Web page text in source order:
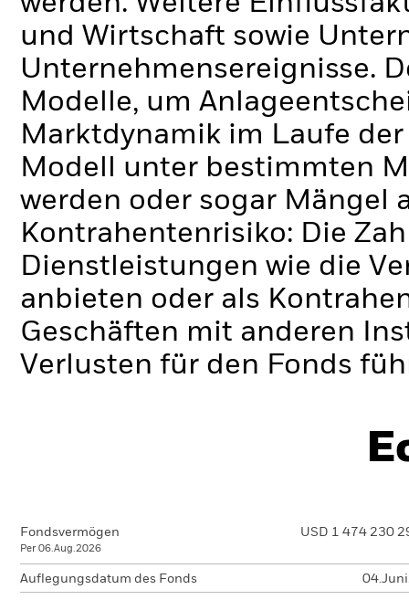
und Wirtschaft sowie
Unternehmensereignisse.
Modelle, um
Marktdynamik im Laufe
Modell unter bestimmten
werden oder sogar Mängel
Kontrahentenrisiko: Die
Dienstleistungen wie die
anbieten oder als
Geschäften mit anderen
Verlusten für den Fonds
Fondsvermögen
Per 06.Aug.2026
USD 1 474 230
Auflegungsdatum des Fonds